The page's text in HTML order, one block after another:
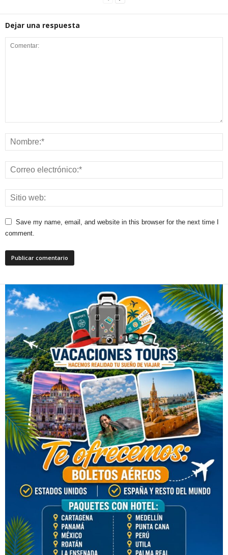
Dejar una respuesta
Save my name, email, and website in this browser for the next time I
comment.